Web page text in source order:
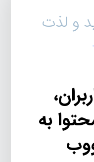
و لذت
به